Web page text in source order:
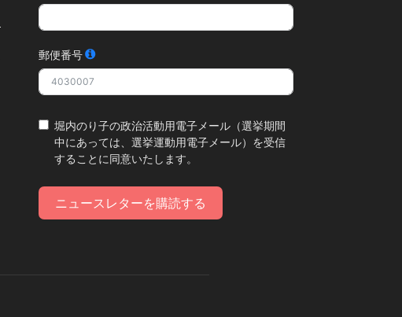
郵便番号
堀内のり子の政治活動用電子メール（選挙期間
中にあっては、選挙運動用電子メール）を受信
することに同意いたします。
ニュースレターを購読する